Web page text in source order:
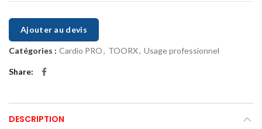
Ajouter au devis
Catégories : Cardio PRO, TOORX, Usage professionnel
Share
DESCRIPTION